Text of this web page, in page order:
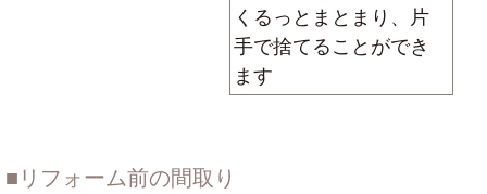
くるっとまとまり、片
手で捨てることができ
ます
リフォーム前の間取り